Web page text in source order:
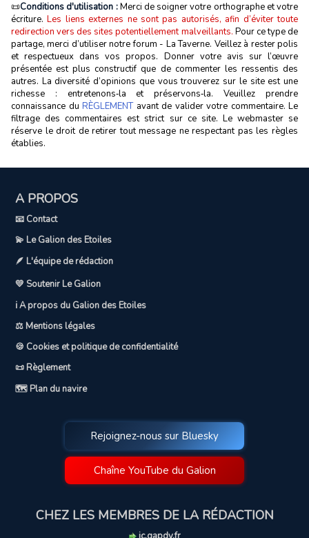
📜Conditions d'utilisation :Merci de soigner votre orthographe et votre
écriture.Les liens externes ne sont pas autorisés, afin d’éviter toute
redirection vers des sites potentiellement malveillants. Pour ce type de
partage, merci d’utiliser notre forum - La Taverne. Veillez à rester polis
et respectueux dans vos propos. Donner votre avis sur l’œuvre
présentée est plus constructif que de commenter les ressentis des
autres. La diversité d’opinions que vous trouverez sur le site est une
richesse : entretenons‑la et préservons‑la. Veuillez prendre
connaissance du RÈGLEMENTavant de valider votre commentaire. Le
filtrage des commentaires est strict sur ce site. Le webmaster se
réserve le droit de retirer tout message ne respectant pas les règles
établies.
A PROPOS
📧 Contact
💫 Le Galion des Etoiles
🪶 L'équipe de rédaction
💛 Soutenir Le Galion
ℹ️ A propos du Galion des Etoiles
⚖️ Mentions légales
🍪 Cookies et politique de confidentialité
📜 Règlement
🗺️ Plan du navire
Rejoignez-nous sur Bluesky
Chaîne YouTube du Galion
CHEZ LES MEMBRES DE LA RÉDACTION